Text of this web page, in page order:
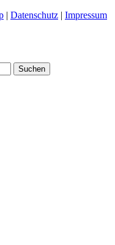
| Datenschutz | Impressum
Suchen